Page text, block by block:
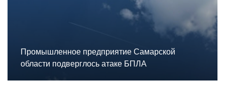
Промышленное предприятие Самарской
области подверглось атаке БПЛА